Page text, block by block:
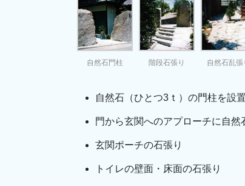
自然石門柱 階段石張り 自然石乱張
自然石（ひとつ3ｔ）の門柱を設置
門から玄関へのアプローチに自然
玄関ポーチの石張り
トイレの壁面・床面の石張り